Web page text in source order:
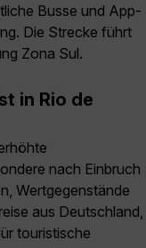
Busse und App-
Die Strecke führt
Zona Sul.
in Rio de
nach Einbruch
Wertgegenstände
aus Deutschland,
touristische